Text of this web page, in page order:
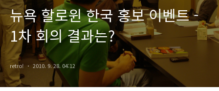
뉴욕 할로윈 한국 홍보 이벤트 -
1차 회의 결과는?
retro! 2010. 9. 28. 04:12